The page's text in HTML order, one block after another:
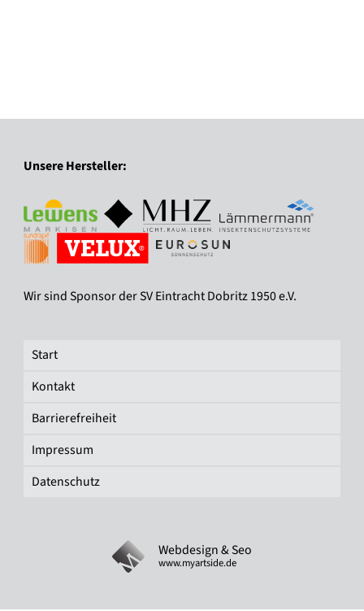
Unsere Hersteller:
Wir sind Sponsor der SV Eintracht Dobritz 1950 e.V.
Start
Kontakt
Barrierefreiheit
Impressum
Datenschutz
Webdesign & Seo
www.myartside.de